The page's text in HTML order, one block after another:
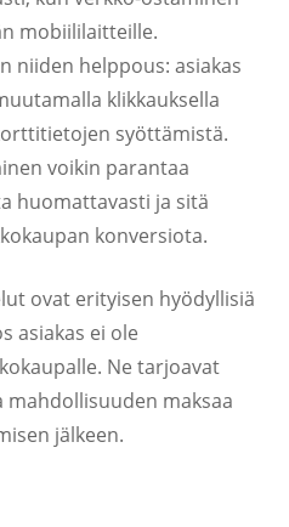
mobiililaitteille.
niiden helppous: asiakas
klikkauksella
syöttämistä.
voikin parantaa
huomattavasti ja sitä
konversiota.
ovat erityisen hyödyllisiä
asiakas ei ole
Ne tarjoavat
mahdollisuuden maksaa
jälkeen.